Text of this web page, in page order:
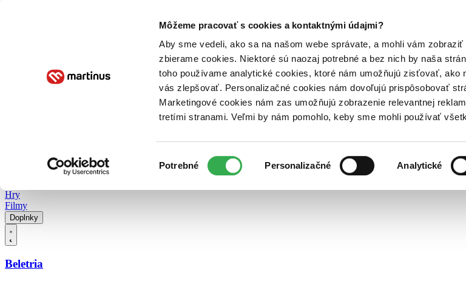
Môžeme pracovať s cookies a kontaktnými údajmi?
Aby sme vedeli, ako sa na našom webe správate, a mohli vám zobraziť
zbierame cookies. Niektoré sú naozaj potrebné a bez nich by naša
toho používame analytické cookies, ktoré nám umožňujú zisťovať, ako
vás zlepšovať. Personalizačné cookies nám dovoľujú prispôsobovať
Marketingové cookies nám zas umožňujú zobrazenie relevantnej
tretími stranami. Veľmi by nám pomohlo, keby sme mohli používať
súhlasu
Potrebné Personalizačné Analytické
Poukážky Kontakt
Hry
Filmy
Doplnky
Beletria